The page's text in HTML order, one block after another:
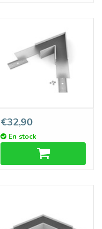
Profilé d'angle 60° pour
profilé LED d'EVO302
€32,90
En stock